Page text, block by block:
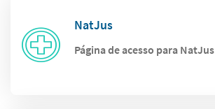
NatJus
Página de acesso para NatJus